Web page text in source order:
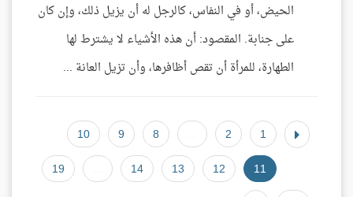
الحيض، أو في النفاس، كالرجل له أن يزيل ذلك، وإن كان
على جنابة. المقصود: أن هذه الأشياء لا يشترط لها
الطهارة، للمرأة أن تقص أظافرها، وأن تزيل العانة ...
1
2
8
9
10
11
12
13
14
19